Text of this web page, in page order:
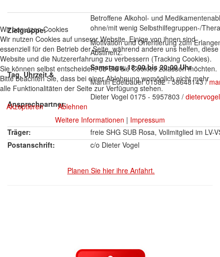
Zielgruppe:
Tag, Uhrzeit &
Ansprechpartner:
Betroffene Alkohol- und
ohne/mit wenig Selbsthilfegruppen-/
Motivation und Orientierung zum
Abstinenz.
Samstags, 18:00 bis 20:00 Uhr
Martin Edelbauer 01582 - 58648143 /
Dieter Vogel 0175 - 5957803 /
Träger:
freie SHG SUB Rosa, Vollmitglied im LV-
Postanschrift:
c/o Dieter Vogel
Planen Sie hier ihre Anfahrt.
Wir benutzen Cookies
Wir nutzen Cookies auf unserer Website. Einige von ihnen sind
essenziell für den Betrieb der Seite, während andere uns helfen, diese
Website und die Nutzererfahrung zu verbessern (Tracking Cookies).
Sie können selbst entscheiden, ob Sie die Cookies zulassen möchten.
Bitte beachten Sie, dass bei einer Ablehnung womöglich nicht mehr
alle Funktionalitäten der Seite zur Verfügung stehen.
Akzeptieren
Ablehnen
Weitere Informationen | Impressum